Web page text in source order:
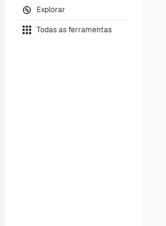
Explorar
Todas as ferramentas